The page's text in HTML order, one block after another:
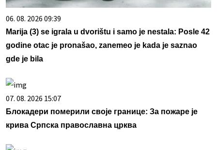
06. 08. 2026 09:39
Marija (3) se igrala u dvorištu i samo je nestala: Posle 42
godine otac je pronašao, zanemeo je kada je saznao
gde je bila
07. 08. 2026 15:07
Блокадери померили своје границе: За пожаре је
крива Српска православна црква